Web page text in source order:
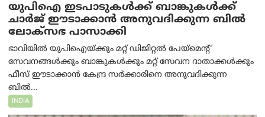
യുപിഐ ഇടപാടുകൾക്ക് ബാങ്കുകൾക്ക്
ചാർജ് ഈടാക്കാൻ അനുവദിക്കുന്ന ബിൽ
ലോക്‌സഭ പാസാക്കി
ഭാവിയിൽ യുപിഐയ്ക്കും മറ്റ് ഡിജിറ്റൽ പേയ്‌മെന്റ്
സേവനങ്ങൾക്കും ബാങ്കുകൾക്കും മറ്റ് സേവന ദാതാക്കൾക്കും
ഫീസ് ഈടാക്കാൻ കേന്ദ്ര സർക്കാരിനെ അനുവദിക്കുന്ന
ബിൽ...
INDIA